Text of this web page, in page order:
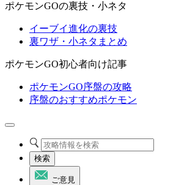
ポケモンGOの裏技・小ネタ
イーブイ進化の裏技
裏ワザ・小ネタまとめ
ポケモンGO初心者向け記事
ポケモンGO序盤の攻略
序盤のおすすめポケモン
検索
ご意見